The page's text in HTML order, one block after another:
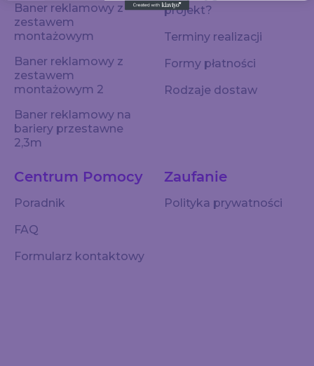
Baner reklamowy z
zestawem
montażowym
Baner reklamowy z
zestawem
montażowym 2
Baner reklamowy na
bariery przestawne
2,3m
Centrum Pomocy
Poradnik
FAQ
Formularz kontaktowy
Zaufanie
Polityka prywatności
projekt?
Terminy realizacji
Formy płatności
Rodzaje dostaw